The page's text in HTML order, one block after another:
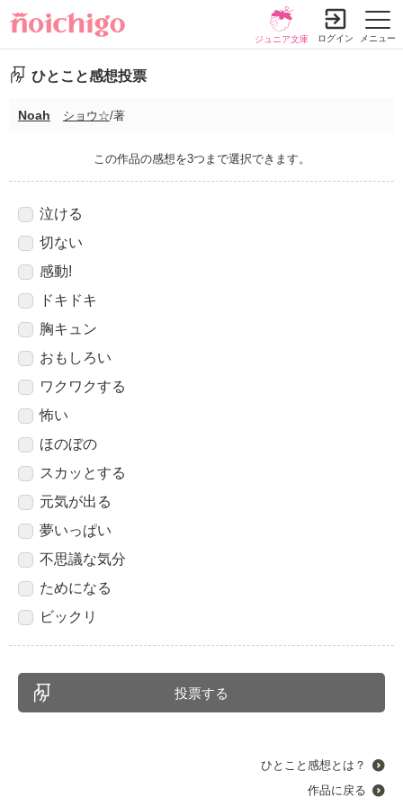
メニュー
ジュニア文庫 ログイン
ひとこと感想投票
Noah ショウ☆/著
この作品の感想を3つまで選択できます。
泣ける
切ない
感動!
ドキドキ
胸キュン
おもしろい
ワクワクする
怖い
ほのぼの
スカッとする
元気が出る
夢いっぱい
不思議な気分
ためになる
ビックリ
ひとこと感想とは？
作品に戻る